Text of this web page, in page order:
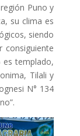
Puno y
su clima es
siendo
consiguiente
templado,
Tilali y
N° 134